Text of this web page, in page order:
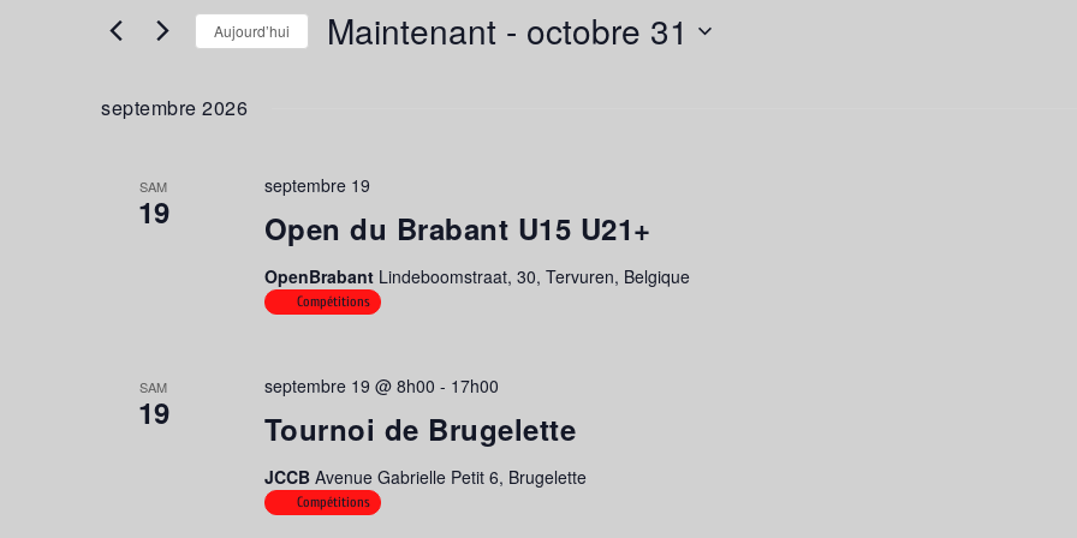
VUES
Évènements
clé.
Aujourd’hui Maintenant - octobre 31
septembre 2026
SAM
19 Open du Brabant U15 U21+
septembre 19
OpenBrabant Lindeboomstraat, 30, Tervuren, Belgique
Compétitions
SAM
19 Tournoi de Brugelette
septembre 19 @ 8h00 - 17h00
JCCB Avenue Gabrielle Petit 6, Brugelette
Compétitions